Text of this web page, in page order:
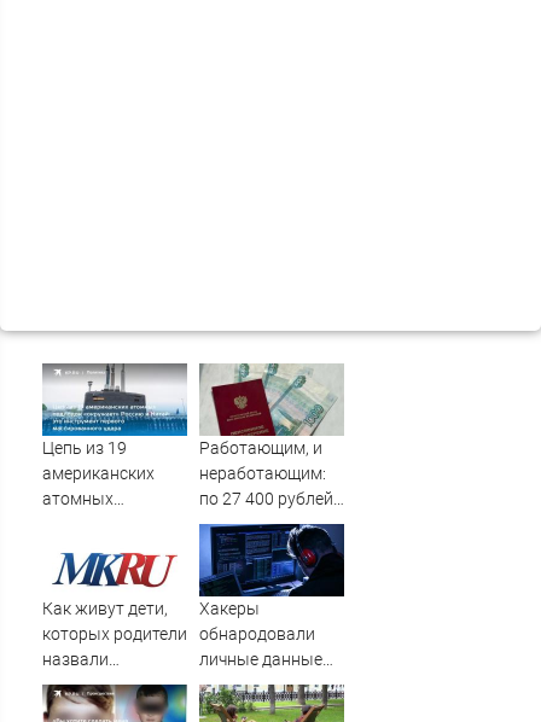
Цепь из 19
американских
атомных
«окружает»
Россию и Китай:
это инструмент
Работающим, и
неработающим:
по 27 400 рублей
вручат
пенсионерам в
сентябре -
PrimaMedia.ru
Как живут дети,
которых родители
назвали
диковинными
именами?
Хакеры
обнародовали
личные данные
более 100 тысяч
британских